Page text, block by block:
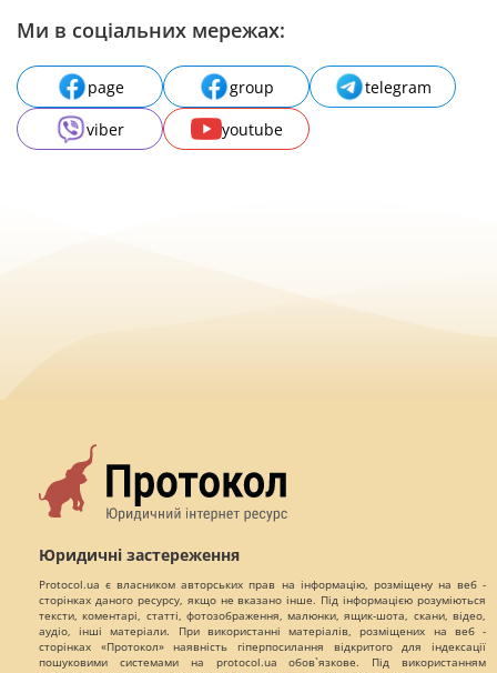
Ми в соціальних мережах:
page group
telegram
viber
youtube
Юридичні застереження
Protocol.ua є власником авторських прав на інформацію, розміщену на веб -
сторінках даного ресурсу, якщо не вказано інше. Під інформацією розуміються
тексти, коментарі, статті, фотозображення, малюнки, ящик-шота, скани, відео,
аудіо, інші матеріали. При використанні матеріалів, розміщених на веб -
сторінках «Протокол» наявність гіперпосилання відкритого для індексації
пошуковими системами на protocol.ua обов`язкове. Під використанням